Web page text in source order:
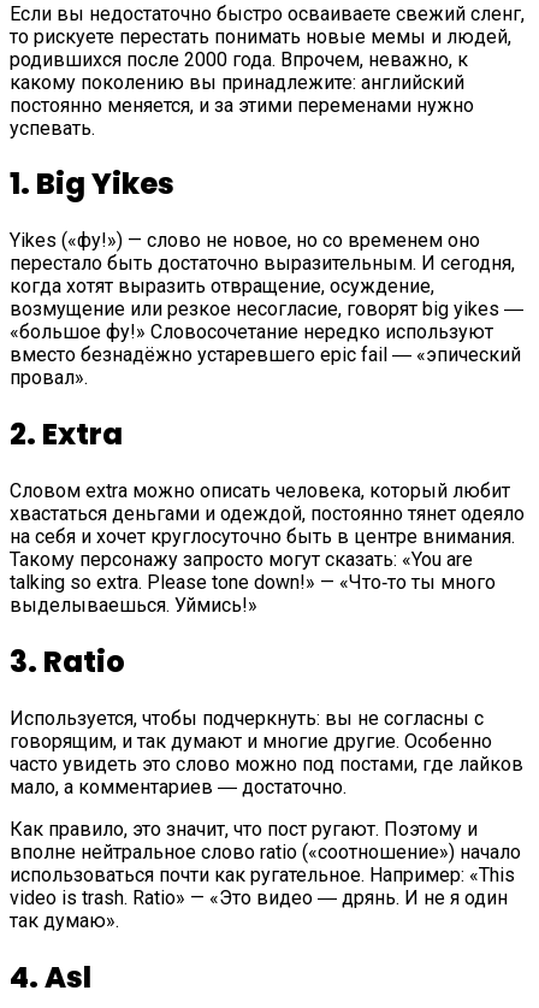
Если вы недостаточно быстро осваиваете свежий сленг,
то рискуете перестать понимать новые мемы и людей,
родившихся после 2000 года. Впрочем, неважно, к
какому поколению вы принадлежите: английский
постоянно меняется, и за этими переменами нужно
успевать.
1. Big Yikes
Yikes («фу!») — слово не новое, но со временем оно
перестало быть достаточно выразительным. И сегодня,
когда хотят выразить отвращение, осуждение,
возмущение или резкое несогласие, говорят big yikes ―
«большое фу!» Словосочетание нередко используют
вместо безнадёжно устаревшего epic fail ― «эпический
провал».
2. Extra
Словом extra можно описать человека, который любит
хвастаться деньгами и одеждой, постоянно тянет одеяло
на себя и хочет круглосуточно быть в центре внимания.
Такому персонажу запросто могут сказать: «You are
talking so extra. Please tone down!» — «Что‑то ты много
выделываешься. Уймись!»
3. Ratio
Используется, чтобы подчеркнуть: вы не согласны с
говорящим, и так думают и многие другие. Особенно
часто увидеть это слово можно под постами, где лайков
мало, а комментариев ― достаточно.
Как правило, это значит, что пост ругают. Поэтому и
вполне нейтральное слово ratio («соотношение») начало
использоваться почти как ругательное. Например: «This
video is trash. Ratio» — «Это видео ― дрянь. И не я один
так думаю».
4. Asl